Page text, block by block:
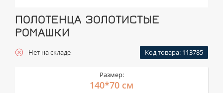
ПОЛОТЕНЦА ЗОЛОТИСТЫЕ
РОМАШКИ
Нет на складе Код товара: 113785
Размер:
140*70 см